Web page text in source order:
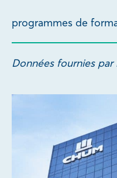
programmes de
Données fournies